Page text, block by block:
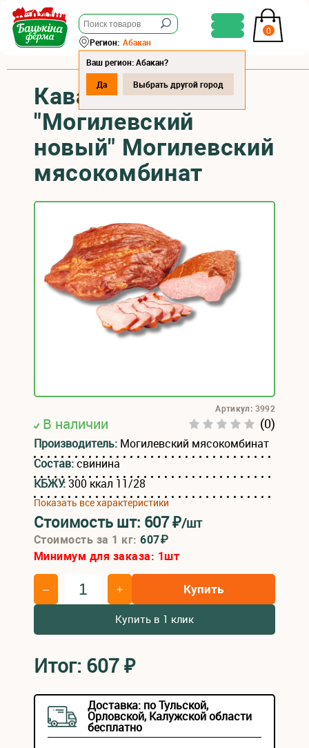
0
Регион: Абакан
Ваш регион: Абакан?
Да
Выбрать другой город
Кавалочек
"Могилевский
новый" Могилевский
мясокомбинат
В наличии (0)
Артикул: 3992
Производитель: Могилевский мясокомбинат
Состав:свинина
КБЖУ:300 ккал 11/28
Показать все характеристики
Стоимость шт: 607₽/шт
Стоимость за 1 кг:607₽
Минимум для заказа: 1шт
– + Купить
Купить в 1 клик
Итог: 607₽
Доставка: по Тульской,
Орловской, Калужской области
бесплатно